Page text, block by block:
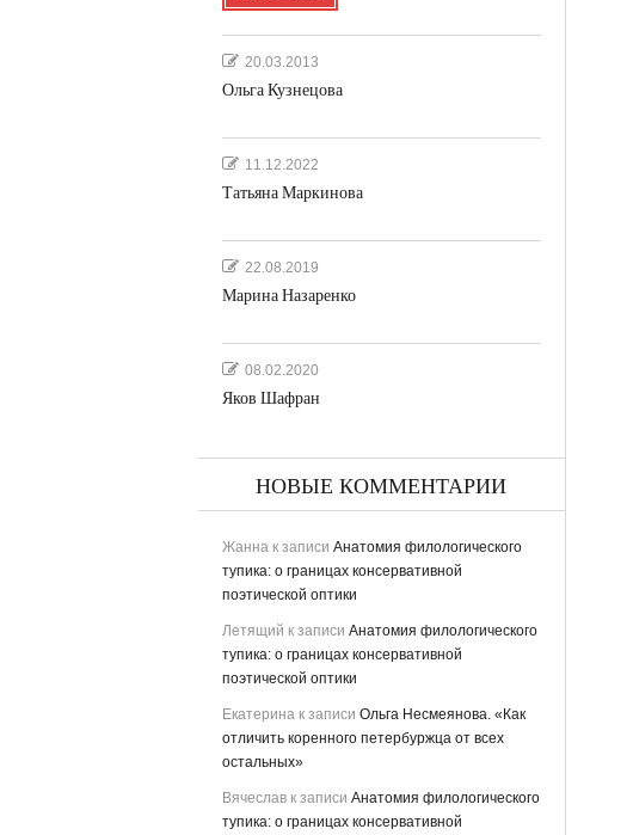
20.03.2013
Ольга Кузнецова
11.12.2022
Татьяна Маркинова
22.08.2019
Марина Назаренко
08.02.2020
Яков Шафран
НОВЫЕ КОММЕНТАРИИ
Жаннак записи Анатомия филологического
тупика: о границах консервативной
поэтической оптики
Летящий к записи Анатомия филологического
тупика: о границах консервативной
поэтической оптики
Екатеринак записи Ольга Несмеянова. «Как
отличить коренного петербуржца от всех
остальных»
Вячеславк записи Анатомия филологического
тупика: о границах консервативной